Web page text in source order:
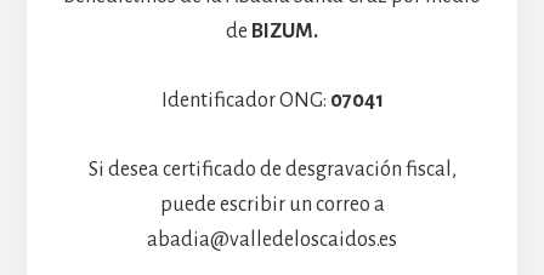
de BIZUM.
Identificador ONG: 07041
Si desea certificado de desgravación fiscal,
puede escribir un correo a
abadia@valledeloscaidos.es